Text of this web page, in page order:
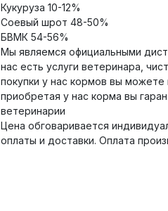
Кукуруза 10-12%
Соевый шрот 48-50%
БВМК 54-56%
Мы являемся официальными
нас есть услуги ветеринара,
покупки у нас кормов вы
приобретая у нас корма вы
ветеринарии
Цена обговаривается
оплаты и доставки. Оплата